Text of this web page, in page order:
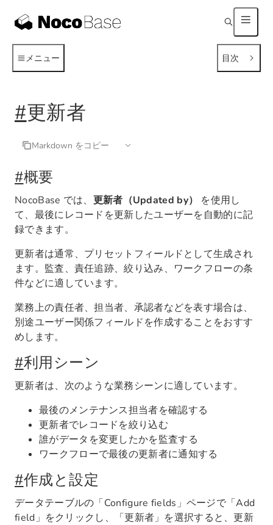
メニュー 目次
#更新者
Markdown をコピー
#概要
NocoBase では、 更新者（Updated by）
を使用し
て、最後にレコードを更新したユーザーを自動的に記
録できます。
更新者は通常、プリセットフィールドとして生成され
ます。監査、責任追跡、絞り込み、ワークフローの条
件などに適しています。
業務上の責任者、担当者、承認者などを表す場合は、
別途ユーザー関係フィールドを作成することをおすす
めします。
#利用シーン
更新者は、次のような業務シーンに適しています。
最後のメンテナンス担当者を確認する
更新者でレコードを絞り込む
誰がデータを変更したかを監査する
ワークフローで最後の更新者に通知する
#作成と設定
データテーブルの「Configure fields」ページで「Add
field」をクリックし、「更新者」を選択すると、更新